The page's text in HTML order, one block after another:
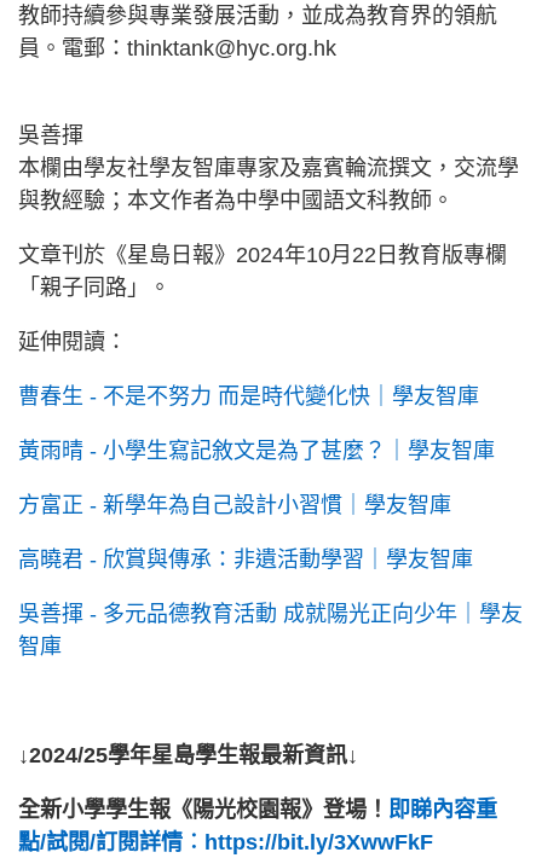
教師持續參與專業發展活動，並成為教育界的領航
員。電郵： thinktank@hyc.org.hk
吳善揮
本欄由學友社學友智庫專家及嘉賓輪流撰文，交流學
與教經驗；本文作者為中學中國語文科教師。
文章刊於《星島日報》2024年10月22日教育版專欄
「親子同路」。
延伸閱讀：
曹春生 - 不是不努力 而是時代變化快｜學友智庫
黃雨晴 - 小學生寫記敘文是為了甚麼？｜學友智庫
方富正 - 新學年為自己設計小習慣｜學友智庫
高曉君 - 欣賞與傳承：非遺活動學習｜學友智庫
吳善揮 - 多元品德教育活動 成就陽光正向少年｜學友
智庫
↓2024/25學年星島學生報最新資訊↓
全新小學學生報《陽光校園報》登場！ 即睇內容重
點/試閱/訂閱詳情︰https://bit.ly/3XwwFkF